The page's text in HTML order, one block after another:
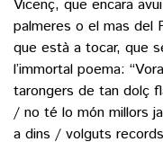
Vicenç, que encara
palmeres o el mas del
que està a tocar, que
l’immortal poema:
tarongers de tan dolç
/ no té lo món millors
a dins / volguts